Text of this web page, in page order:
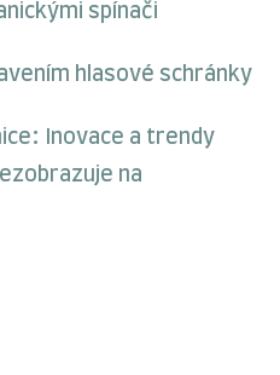
spínači
hlasové schránky
Inovace a trendy
na